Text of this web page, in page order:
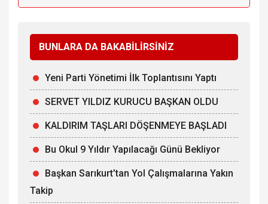
BUNLARA DA BAKABİLİRSİNİZ
Yeni Parti Yönetimi İlk Toplantısını Yaptı
SERVET YILDIZ KURUCU BAŞKAN OLDU
KALDIRIM TAŞLARI DÖŞENMEYE BAŞLADI
Bu Okul 9 Yıldır Yapılacağı Günü Bekliyor
Başkan Sarıkurt’tan Yol Çalışmalarına Yakın
Takip